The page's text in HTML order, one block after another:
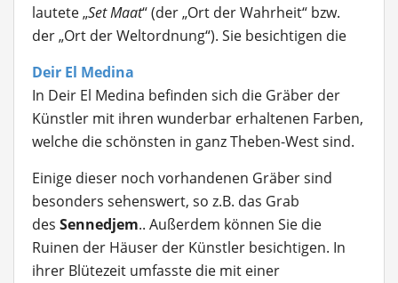
lautete „Set Maat“ (der „Ort der Wahrheit“ bzw.
der „Ort der Weltordnung“). Sie besichtigen die
Deir El Medina
In Deir El Medina befinden sich die Gräber der
Künstler mit ihren wunderbar erhaltenen Farben,
welche die schönsten in ganz Theben-West sind.
Einige dieser noch vorhandenen Gräber sind
besonders sehenswert, so z.B. das Grab
des Sennedjem.. Außerdem können Sie die
Ruinen der Häuser der Künstler besichtigen. In
ihrer Blütezeit umfasste die mit einer